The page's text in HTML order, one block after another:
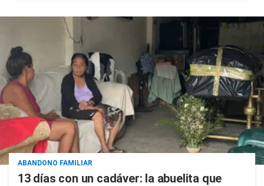
ABANDONO FAMILIAR
13 días con un cadáver: la abuelita que